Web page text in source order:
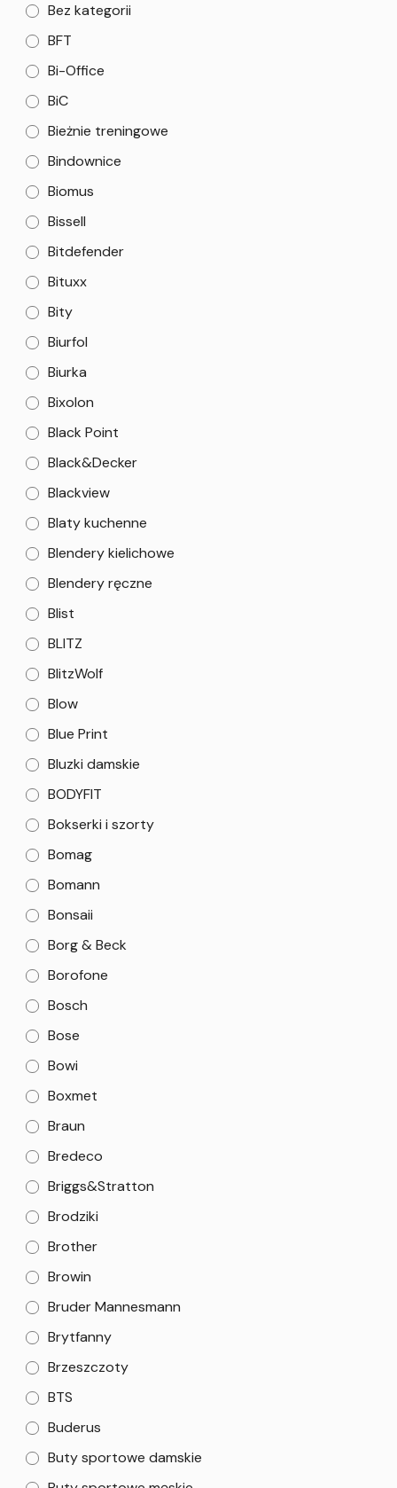
Bez kategorii
BFT
Bi-Office
BiC
Bieżnie treningowe
Bindownice
Biomus
Bissell
Bitdefender
Bituxx
Bity
Biurfol
Biurka
Bixolon
Black Point
Black&Decker
Blackview
Blaty kuchenne
Blendery kielichowe
Blendery ręczne
Blist
BLITZ
BlitzWolf
Blow
Blue Print
Bluzki damskie
BODYFIT
Bokserki i szorty
Bomag
Bomann
Bonsaii
Borg & Beck
Borofone
Bosch
Bose
Bowi
Boxmet
Braun
Bredeco
Briggs&Stratton
Brodziki
Brother
Browin
Bruder Mannesmann
Brytfanny
Brzeszczoty
BTS
Buderus
Buty sportowe damskie